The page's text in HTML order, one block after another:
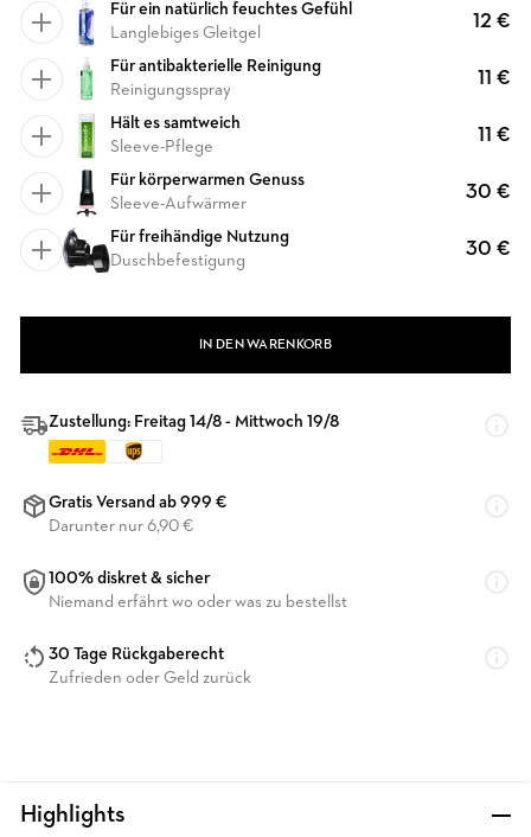
Für ein natürlich feuchtes Gefühl
Langlebiges Gleitgel
12 €
Für antibakterielle Reinigung
Reinigungsspray
11 €
Hält es samtweich
Sleeve-Pflege
11 €
Für körperwarmen Genuss
Sleeve-Aufwärmer
30 €
Für freihändige Nutzung
Duschbefestigung
30 €
IN DEN WARENKORB
Zustellung: Freitag 14/8 - Mittwoch 19/8
Gratis Versand ab 999 €
Darunter nur 6,90 €
100% diskret & sicher
Niemand erfährt wo oder was zu bestellst
30 Tage Rückgaberecht
Zufrieden oder Geld zurück
Highlights